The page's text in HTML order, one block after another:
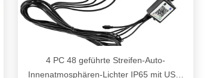
4 PC 48 geführte Streifen-Auto-
Innenatmosphären-Lichter IP65 mit USB-